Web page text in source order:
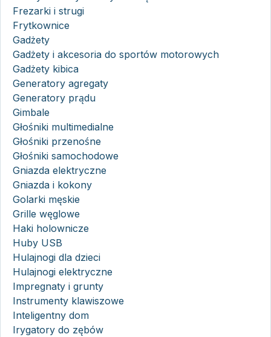
Frezarki i strugi
Frytkownice
Gadżety
Gadżety i akcesoria do sportów motorowych
Gadżety kibica
Generatory agregaty
Generatory prądu
Gimbale
Głośniki multimedialne
Głośniki przenośne
Głośniki samochodowe
Gniazda elektryczne
Gniazda i kokony
Golarki męskie
Grille węglowe
Haki holownicze
Huby USB
Hulajnogi dla dzieci
Hulajnogi elektryczne
Impregnaty i grunty
Instrumenty klawiszowe
Inteligentny dom
Irygatory do zębów